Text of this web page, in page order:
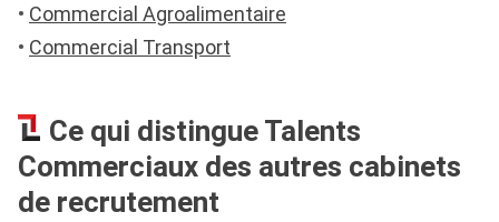
Commercial Agroalimentaire
Commercial Transport
Ce qui distingue Talents
Commerciaux des autres cabinets
de recrutement